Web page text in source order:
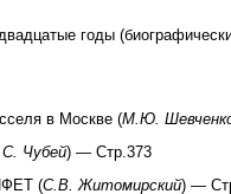
годы
в Москве (М.Ю.
Чубей) — Стр.373
(С.В. Житомирский) —